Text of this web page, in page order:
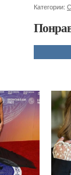
Категории: